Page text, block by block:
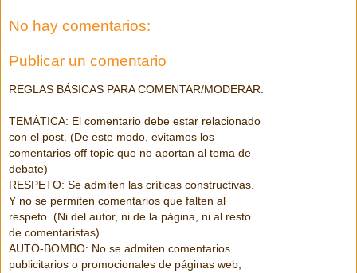
No hay comentarios:
Publicar un comentario
REGLAS BÁSICAS PARA COMENTAR/MODERAR:
TEMÁTICA: El comentario debe estar relacionado
con el post. (De este modo, evitamos los
comentarios off topic que no aportan al tema de
debate)
RESPETO: Se admiten las críticas constructivas.
Y no se permiten comentarios que falten al
respeto. (Ni del autor, ni de la página, ni al resto
de comentaristas)
AUTO-BOMBO: No se admiten comentarios
publicitarios o promocionales de páginas web,